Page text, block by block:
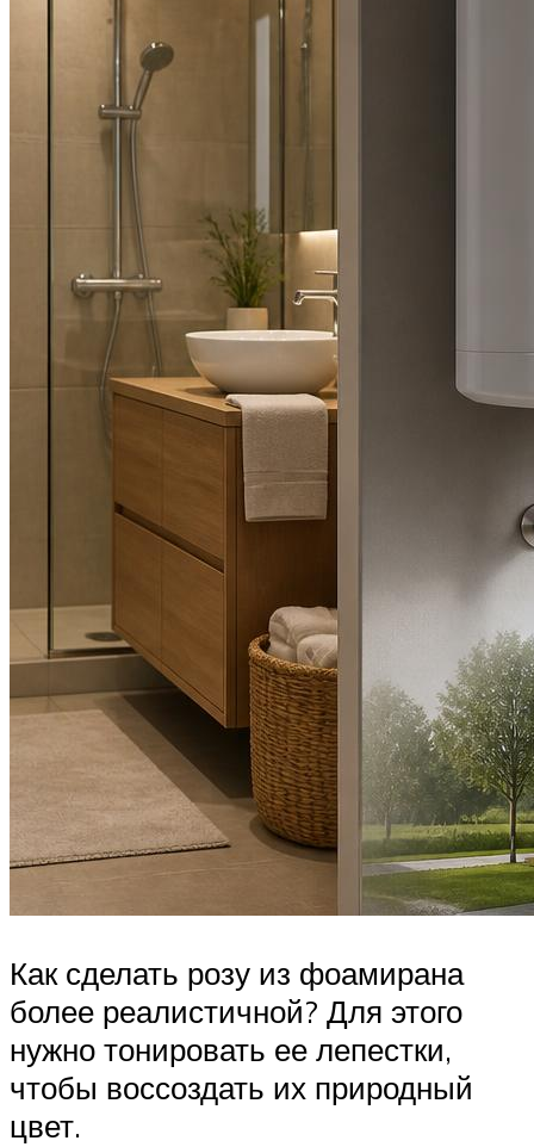
Как сделать розу из фоамирана
более реалистичной? Для этого
нужно тонировать ее лепестки,
чтобы воссоздать их природный
цвет.